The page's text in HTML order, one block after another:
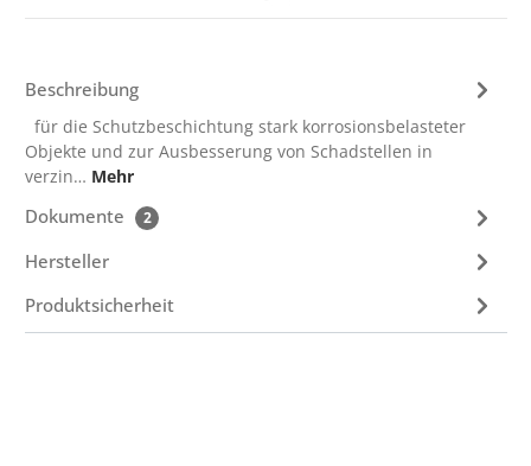
Beschreibung
für die Schutzbeschichtung stark korrosionsbelasteter
Objekte und zur Ausbesserung von Schadstellen in
verzin… Mehr
Dokumente 2
Hersteller
Produktsicherheit